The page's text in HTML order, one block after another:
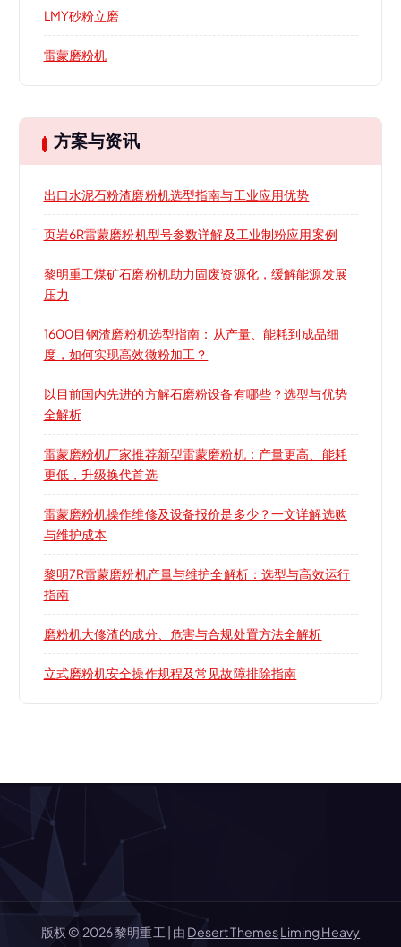
LMY砂粉立磨
雷蒙磨粉机
方案与资讯
出口水泥石粉渣磨粉机选型指南与工业应用优势
页岩6R雷蒙磨粉机型号参数详解及工业制粉应用案例
黎明重工煤矿石磨粉机助力固废资源化，缓解能源发展
压力
1600目钢渣磨粉机选型指南：从产量、能耗到成品细
度，如何实现高效微粉加工？
以目前国内先进的方解石磨粉设备有哪些？选型与优势
全解析
雷蒙磨粉机厂家推荐新型雷蒙磨粉机：产量更高、能耗
更低，升级换代首选
雷蒙磨粉机操作维修及设备报价是多少？一文详解选购
与维护成本
黎明7R雷蒙磨粉机产量与维护全解析：选型与高效运行
指南
磨粉机大修渣的成分、危害与合规处置方法全解析
立式磨粉机安全操作规程及常见故障排除指南
版权 © 2026 黎明重工 | 由 Desert ThemesLiming Heavy